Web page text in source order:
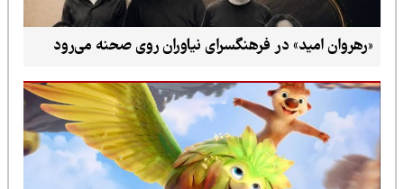
«رهروان امید» در فرهنگسرای نیاوران روی صحنه می‌رود